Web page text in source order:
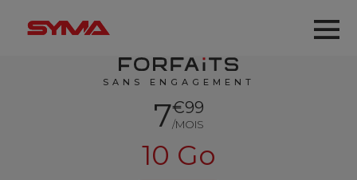
ForfaitsSANS ENGAGEMENT
7€99
/MOIS
10 Go